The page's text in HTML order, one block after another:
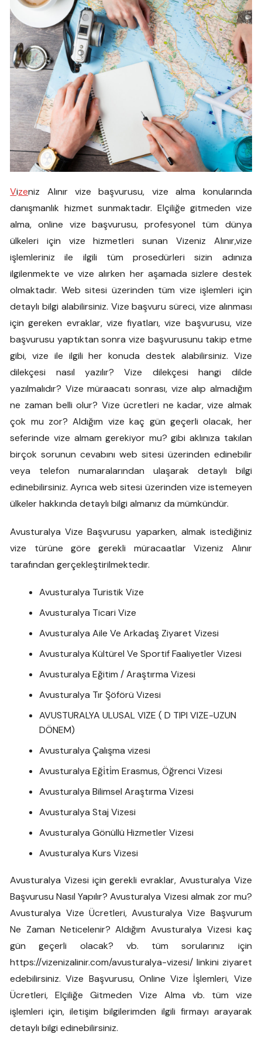
Vizeniz Alınır vize başvurusu, vize alma konularında
danışmanlık hizmet sunmaktadır. Elçiliğe gitmeden vize
alma, online vize başvurusu, profesyonel tüm dünya
ülkeleri için vize hizmetleri sunan Vizeniz Alınır,vize
işlemleriniz ile ilgili tüm prosedürleri sizin adınıza
ilgilenmekte ve vize alırken her aşamada sizlere destek
olmaktadır. Web sitesi üzerinden tüm vize işlemleri için
detaylı bilgi alabilirsiniz. Vize başvuru süreci, vize alınması
için gereken evraklar, vize fiyatları, vize başvurusu, vize
başvurusu yaptıktan sonra vize başvurusunu takip etme
gibi, vize ile ilgili her konuda destek alabilirsiniz. Vize
dilekçesi nasıl yazılır? Vize dilekçesi hangi dilde
yazılmalıdır? Vize müraacatı sonrası, vize alıp almadığım
ne zaman belli olur? Vize ücretleri ne kadar, vize almak
çok mu zor? Aldığım vize kaç gün geçerli olacak, her
seferinde vize almam gerekiyor mu? gibi aklınıza takılan
birçok sorunun cevabını web sitesi üzerinden edinebilir
veya telefon numaralarından ulaşarak detaylı bilgi
edinebilirsiniz. Ayrıca web sitesi üzerinden vize istemeyen
ülkeler hakkında detaylı bilgi almanız da mümkündür.
Avusturalya Vize Başvurusu yaparken, almak istediğiniz
vize türüne göre gerekli müracaatlar Vizeniz Alınır
tarafından gerçekleştirilmektedir.
Avusturalya Turistik Vize
Avusturalya Ticari Vize
Avusturalya Aile Ve Arkadaş Ziyaret Vizesi
Avusturalya Kültürel Ve Sportif Faaliyetler Vizesi
Avusturalya Eğitim / Araştırma Vizesi
Avusturalya Tır Şöförü Vizesi
AVUSTURALYA ULUSAL VIZE ( D TIPI VIZE-UZUN
DÖNEM)
Avusturalya Çalışma vizesi
Avusturalya Eği̇ti̇m Erasmus, Öğrenci Vizesi
Avusturalya Bilimsel Araştırma Vizesi
Avusturalya Staj Vizesi
Avusturalya Gönüllü Hizmetler Vizesi
Avusturalya Kurs Vizesi
Avusturalya Vizesi için gerekli evraklar, Avusturalya Vize
Başvurusu Nasıl Yapılır? Avusturalya Vizesi almak zor mu?
Avusturalya Vize Ücretleri, Avusturalya Vize Başvurum
Ne Zaman Neticelenir? Aldığım Avusturalya Vizesi kaç
gün geçerli olacak? vb. tüm sorularınız için
https://vizenizalinir.com/avusturalya-vizesi/ linkini ziyaret
edebilirsiniz. Vize Başvurusu, Online Vize İşlemleri, Vize
Ücretleri, Elçiliğe Gitmeden Vize Alma vb. tüm vize
işlemleri için, iletişim bilgilerimden ilgili firmayı arayarak
detaylı bilgi edinebilirsiniz.